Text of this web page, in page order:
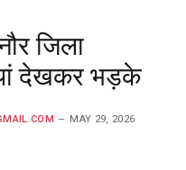
जिला
देखकर भड़के
MAY 29, 2026